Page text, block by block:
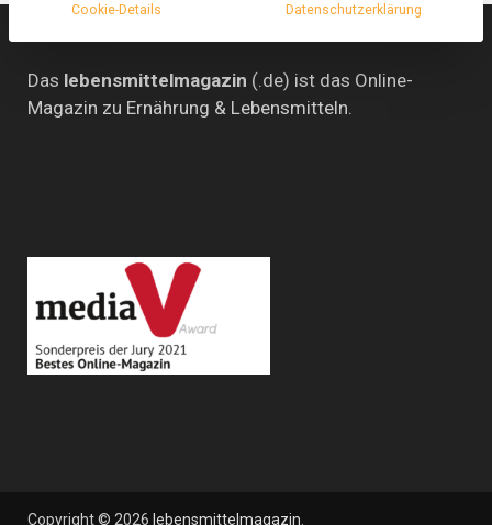
Das lebensmittelmagazin (.de) ist das Online-
Magazin zu Ernährung & Lebensmitteln.
Copyright © 2026 lebensmittelmagazin
Cookie-Details Datenschutzerklärung